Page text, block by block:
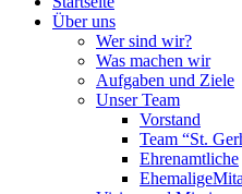
Über uns
Wer sind wir?
Was machen wir
Aufgaben und Ziele
Unser Team
Vorstand
Team “St.
Ehrenamtliche